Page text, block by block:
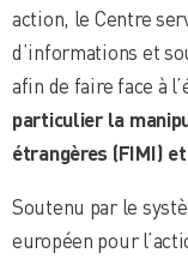
action, le Centre
d’informations et
afin de faire face à
particulier la
étrangères (FIMI)
Soutenu par le
européen pour